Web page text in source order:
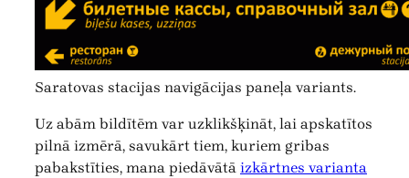
Saratovas stacijas navigācijas paneļa variants.
Uz abām bildītēm var uzklikšķināt, lai apskatītos
pilnā izmērā, savukārt tiem, kuriem gribas
pabakstīties, mana piedāvātā izkārtnes varianta